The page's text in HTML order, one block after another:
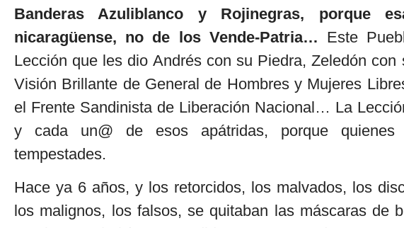
Banderas Azuliblanco y Rojinegras, porque
nicaragüense, no de los Vende-Patria… Este
Lección que les dio Andrés con su Piedra, Zeledón
Visión Brillante de General de Hombres y Mujeres
el Frente Sandinista de Liberación Nacional… La
y cada un@ de esos apátridas, porque quienes
tempestades.
Hace ya 6 años, y los retorcidos, los malvados, los
los malignos, los falsos, se quitaban las máscaras de